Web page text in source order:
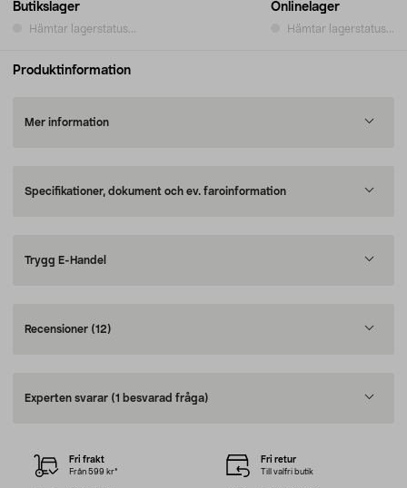
Butikslager
Hämtar lagerstatus...
Onlinelager
Hämtar lagerstatus...
Produktinformation
Mer information
Specifikationer, dokument och ev. faroinformation
Trygg E-Handel
Recensioner (12)
Experten svarar (1 besvarad fråga)
Fri frakt
Från 599 kr*
Fri retur
Till valfri butik